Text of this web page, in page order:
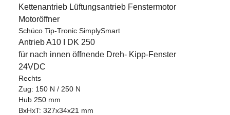
Kettenantrieb Lüftungsantrieb Fenstermotor
Motoröffner
Schüco Tip-Tronic SimplySmart
Antrieb A10 I DK 250
für nach innen öffnende Dreh- Kipp-Fenster
24VDC
Rechts
Zug: 150 N / 250 N
Hub 250 mm
BxHxT: 327x34x21 mm